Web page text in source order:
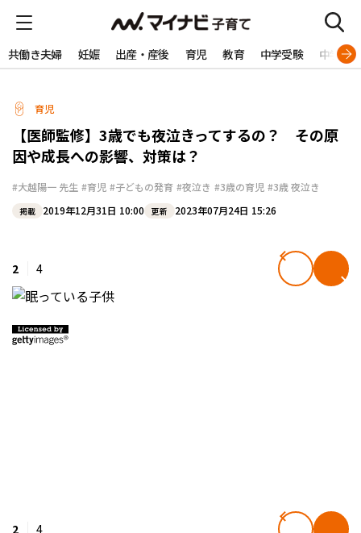
共働き夫婦 妊娠 出産・産後 育児 教育 中学受験 中学生
育児
【医師監修】3歳でも夜泣きってするの？ その原
因や成長への影響、対策は？
#大越陽一 先生 #育児 #子どもの発育 #夜泣き #3歳の育児 #3歳 夜泣き
掲載 2019年12月31日 10:00 更新 2023年07月24日 15:26
2 4
2 4